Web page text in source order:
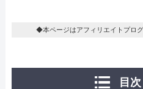
◆本ページはアフィリエイトプロ
目